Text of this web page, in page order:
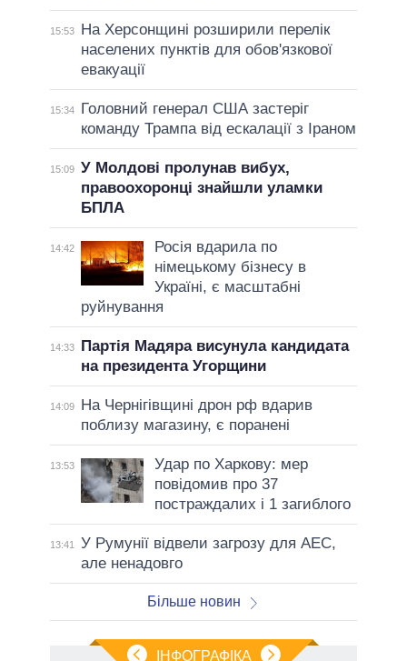
15:53
На Херсонщині розширили перелік
населених пунктів для обов'язкової
евакуації
15:34
Головний генерал США застеріг
команду Трампа від ескалації з Іраном
15:09 У Молдові пролунав вибух,
правоохоронці знайшли уламки
БПЛА
14:42
Росія вдарила по
німецькому бізнесу в
Україні, є масштабні
руйнування
14:33
Партія Мадяра висунула кандидата
на президента Угорщини
14:09
На Чернігівщині дрон рф вдарив
поблизу магазину, є поранені
13:53
Удар по Харкову: мер
повідомив про 37
постраждалих і 1 загиблого
13:41
У Румунії відвели загрозу для АЕС,
але ненадовго
Більше новин
ІНФОГРАФІКА